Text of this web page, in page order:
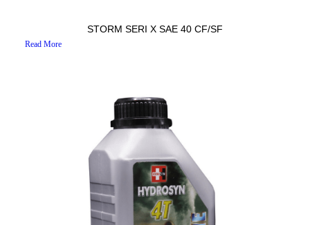
STORM SERI X SAE 40 CF/SF
Read More